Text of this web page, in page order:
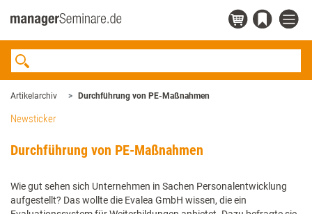
Artikelarchiv Durchführung von PE-Maßnahmen
Newsticker
Durchführung von PE-Maßnahmen
Wie gut sehen sich Unternehmen in Sachen Personalentwicklung
aufgestellt? Das wollte die Evalea GmbH wissen, die ein